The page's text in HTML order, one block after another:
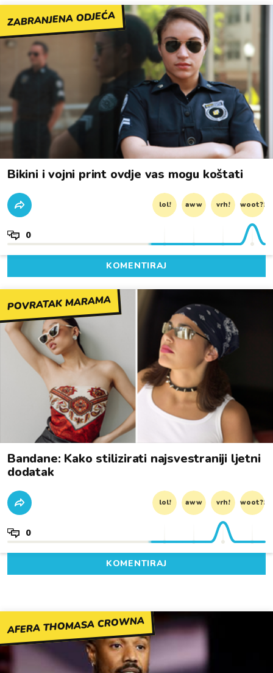
ZABRANJENA ODJEĆA
Bikini i vojni print ovdje vas mogu koštati
lol! aww vrh! woot?!
0
KOMENTIRAJ
POVRATAK MARAMA
Bandane: Kako stilizirati najsvestraniji ljetni
dodatak
lol! aww vrh! woot?!
0
KOMENTIRAJ
AFERA THOMASA CROWNA